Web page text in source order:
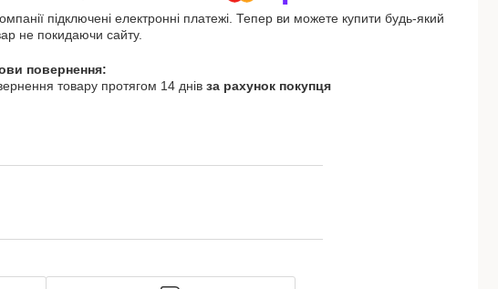
підключені електронні платежі. Тепер ви можете купити будь-який
не покидаючи сайту.
товару протягом 14 днів за рахунок покупця